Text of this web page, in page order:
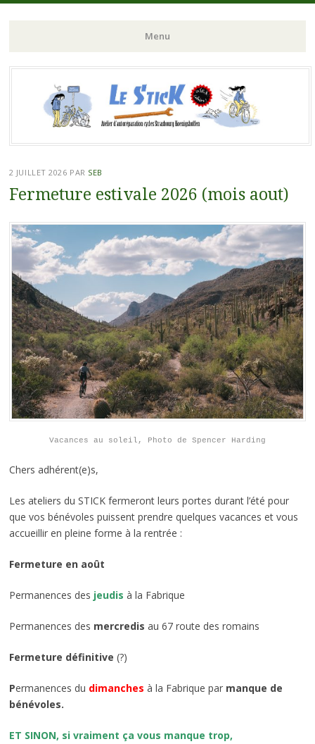
Menu
Aller
contenu
principal
2 JUILLET 2026 PAR SEB
Fermeture estivale 2026 (mois aout)
Vacances au soleil, Photo de Spencer Harding
Chers adhérent(e)s,
Les ateliers du STICK fermeront leurs portes durant l’été pour
que vos bénévoles puissent prendre quelques vacances et vous
accueillir en pleine forme à la rentrée :
Fermeture en août
Permanences des jeudis à la Fabrique
Permanences des mercredis au 67 route des romains
Fermeture définitive (?)
Permanences du dimanches à la Fabrique par manque de
bénévoles.
ET SINON, si vraiment ça vous manque trop,